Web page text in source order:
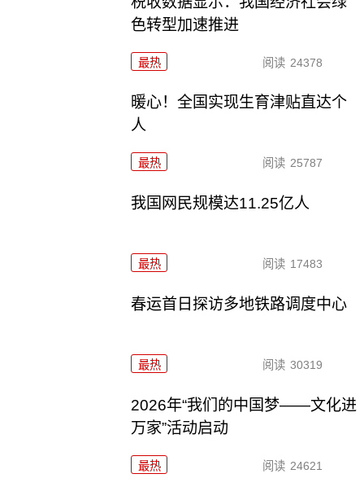
色转型加速推进
最热 阅读 24378
暖心！全国实现生育津贴直达个
人
最热 阅读 25787
我国网民规模达11.25亿人
最热 阅读 17483
春运首日探访多地铁路调度中心
最热 阅读 30319
2026年“我们的中国梦——文化进
万家”活动启动
最热 阅读 24621